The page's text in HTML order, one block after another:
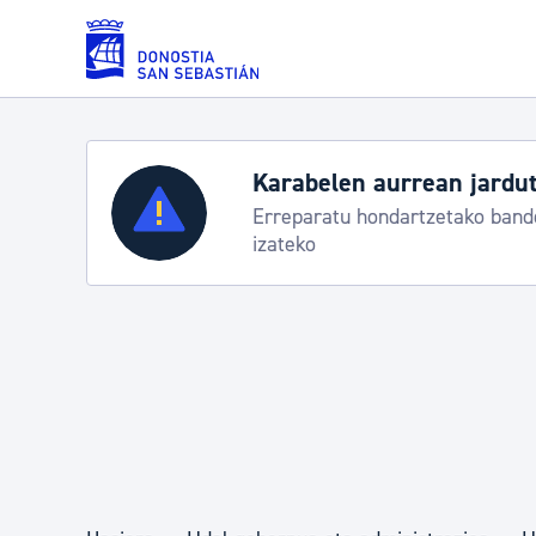
Eduki nagusira joan
Zerbitzuak
Errolda eta gai pertsonalak
Karabelen aurrean
Erreparatu hondartzetako
izateko